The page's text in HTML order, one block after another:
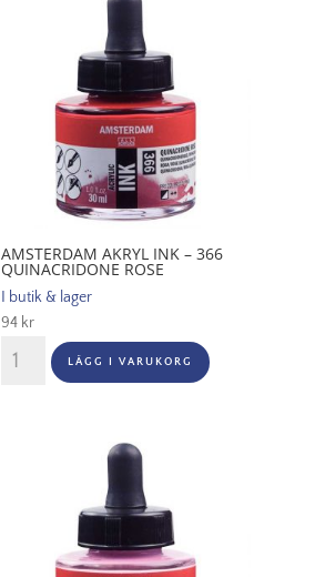
AMSTERDAM AKRYL INK – 366
QUINACRIDONE ROSE
I butik & lager
94 kr
Amsterdam
Akryl
LÄGG I VARUKORG